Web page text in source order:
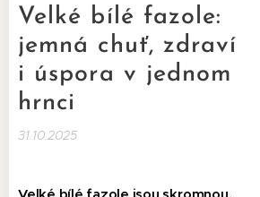
Velké bílé fazole:
jemná chuť, zdraví
i úspora v jednom
hrnci
31.10.2025